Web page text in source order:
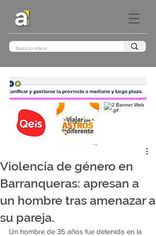
Violencia de género en
Barranqueras: apresan a
un hombre tras amenazar a
su pareja.
Un hombre de 35 años fue detenido en la